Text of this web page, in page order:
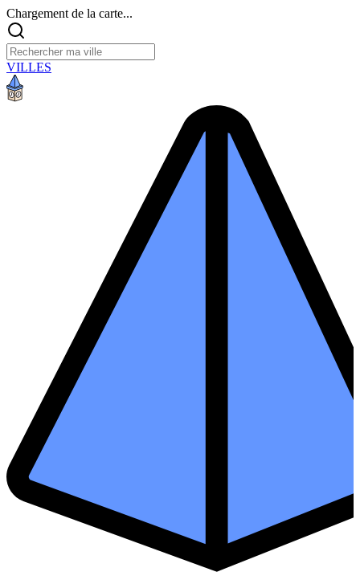
Chargement de la carte...
VILLES